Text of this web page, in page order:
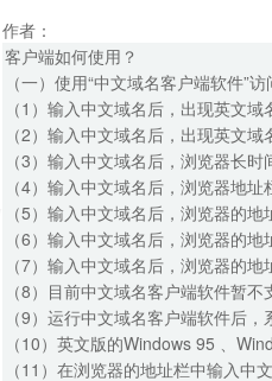
作者：
客户端如何使用？
（一）使用“中文域名客户端软件”
（1）输入中文域名后，出现英文
（2）输入中文域名后，出现英文
（3）输入中文域名后，浏览器长时
（4）输入中文域名后，浏览器地
（5）输入中文域名后，浏览器的
（6）输入中文域名后，浏览器的地
（7）输入中文域名后，浏览器的地
（8）目前中文域名客户端软件暂
（9）运行中文域名客户端软件后
（10）英文版的Windows 95 、
（11）在浏览器的地址栏中输入中